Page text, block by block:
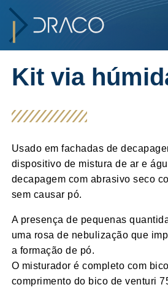
Kit via
Usado em fachadas de
dispositivo de mistura de ar e
decapagem com abrasivo seco
sem causar pó.
A presença de pequenas
uma rosa de nebulização que
a formação de pó.
O misturador é completo com
comprimento do bico de venturi